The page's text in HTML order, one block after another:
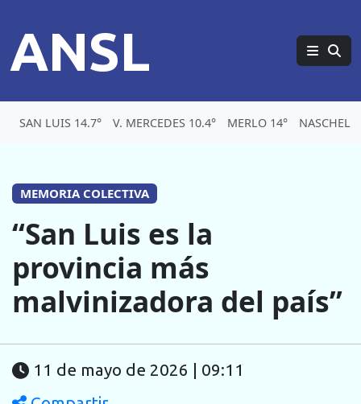
ANSL
SAN LUIS 14.7° V. MERCEDES 10.4° MERLO 14° NASCHEL
MEMORIA COLECTIVA
“San Luis es la
provincia más
malvinizadora del país”
11 de mayo de 2026 | 09:11